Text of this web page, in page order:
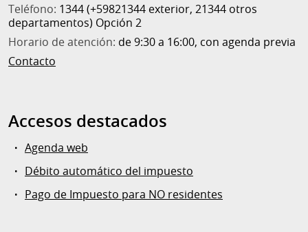
Teléfono: 1344 (+59821344 exterior, 21344 otros
departamentos) Opción 2
Horario de atención: de 9:30 a 16:00, con agenda previa
Contacto
Accesos destacados
Agenda web
Débito automático del impuesto
Pago de Impuesto para NO residentes